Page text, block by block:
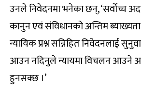
उनले निवेदनमा भनेका छन्, ‘सर्वोच्च
कानुन एवं संविधानको अन्तिम ब्याख्यता
न्यायिक प्रश्न सन्निहित निवेदनलाई
आउन नदिनुले न्यायमा विचलन आउने
हुनसक्छ ।’